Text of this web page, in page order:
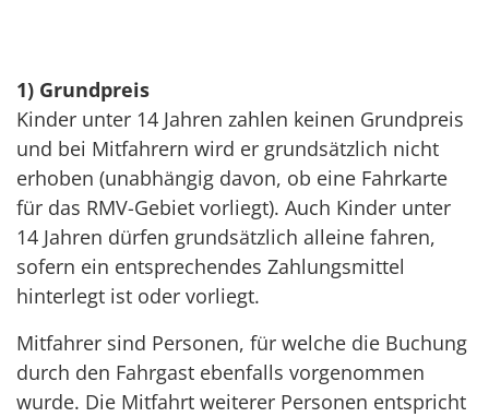
1) Grundpreis
Kinder unter 14 Jahren zahlen keinen Grundpreis
und bei Mitfahrern wird er grundsätzlich nicht
erhoben (unabhängig davon, ob eine Fahrkarte
für das RMV-Gebiet vorliegt). Auch Kinder unter
14 Jahren dürfen grundsätzlich alleine fahren,
sofern ein entsprechendes Zahlungsmittel
hinterlegt ist oder vorliegt.
Mitfahrer sind Personen, für welche die Buchung
durch den Fahrgast ebenfalls vorgenommen
wurde. Die Mitfahrt weiterer Personen entspricht